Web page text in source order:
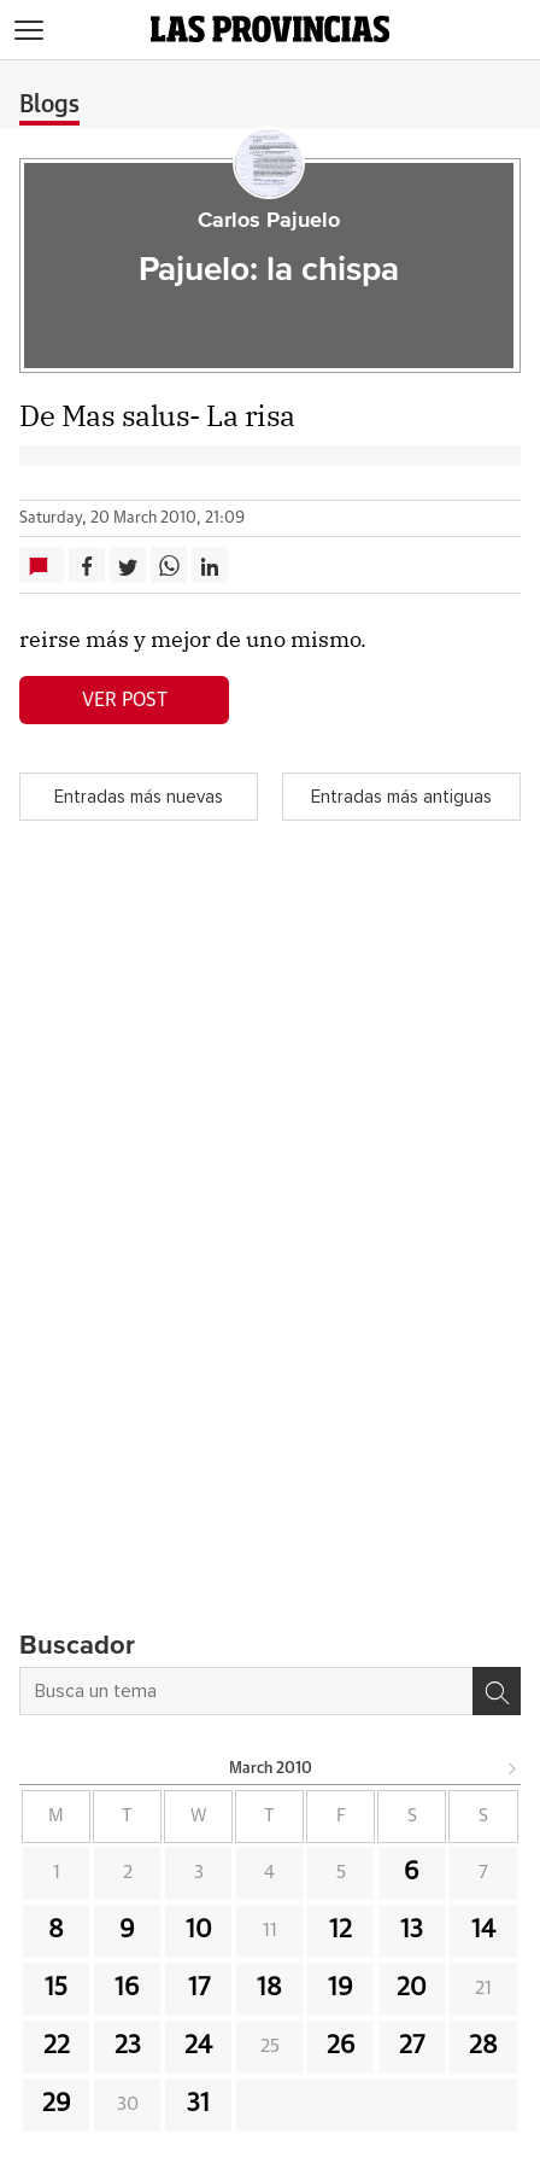
Blogs
Carlos Pajuelo
Pajuelo: la chispa
De Mas salus- La risa
Saturday, 20 March 2010, 21:09
reirse más y mejor de uno mismo.
VER POST
Entradas más nuevas Entradas más antiguas
Buscador
March 2010
M W F S S
1 2 3 4 5 6 7
8 9 10 11 12 13 14
15 16 17 18 19 20 21
22 23 24 25 26 27 28
29 30 31